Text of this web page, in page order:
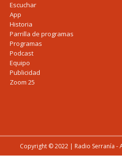
Escuchar
App
Historia
Parrilla de programas
Programas
Podcast
Equipo
Publicidad
Zoom 25
Copyright © 2022 | Radio Serranía -